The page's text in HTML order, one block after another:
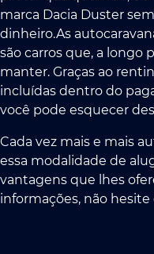
marca Dacia Duster
dinheiro.As
são carros que, a longo
manter. Graças ao
incluídas dentro do
você pode esquecer
Cada vez mais e mais
essa modalidade de
vantagens que lhes
informações, não